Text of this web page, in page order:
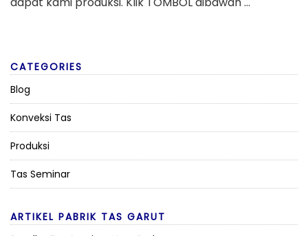
CATEGORIES
Blog
Konveksi Tas
Produksi
Tas Seminar
ARTIKEL PABRIK TAS GARUT